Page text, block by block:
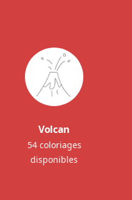
Volcan
54 coloriages
disponibles